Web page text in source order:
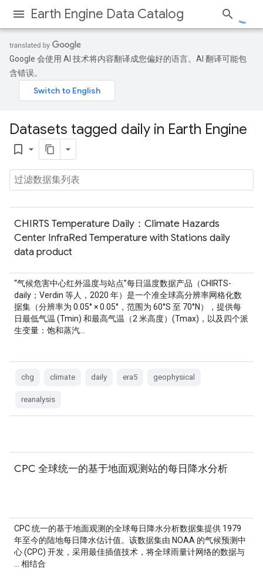
Earth Engine Data Catalog
Google 会使用 AI 技术将内容翻译成您偏好的语言。AI 翻译可能包
含错误。
Datasets tagged daily in Earth Engine
bookmark_border
CHIRTS Temperature Daily：Climate Hazards
Center InfraRed Temperature with Stations daily
data product
“气候危害中心红外温度与站点”每日温度数据产品（CHIRTS-
daily；Verdin 等人，2020 年）是一个准全球高分辨率网格化数
据集（分辨率为 0.05° × 0.05°，范围为 60°S 至 70°N），提供每
日最低气温 (Tmin) 和最高气温（2 米高度）(Tmax)，以及四个派
生变量：饱和蒸汽…
chg climate daily era5 geophysical
reanalysis
CPC 全球统一的基于地面观测站的每日降水分析
CPC 统一的基于地面观测的全球每日降水分析数据集提供 1979
年至今的陆地每日降水估计值。该数据集由 NOAA 的气候预测中
心 (CPC) 开发，采用最佳插值技术，将全球雨量计网络的数据与
… 相结合